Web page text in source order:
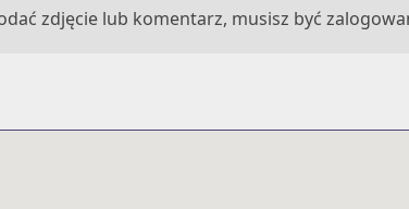
zdjęcie lub komentarz, musisz być